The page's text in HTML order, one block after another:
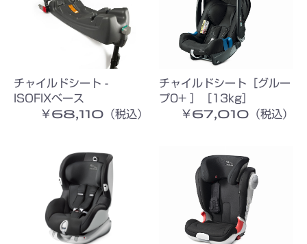
チャイルドシート -
ISOFIXベース
￥68,110（税込）
チャイルドシート［グルー
プ0+ ］［13kg］
￥67,010（税込）